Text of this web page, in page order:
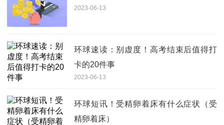
2023-06-13
环球速读：别虚度！高考结束后值得打
卡的20件事
2023-06-13
环球短讯！受精卵着床有什么症状（受
精卵着床）